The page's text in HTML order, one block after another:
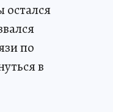
остался
по
в